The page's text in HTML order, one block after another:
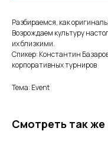
Разбираемся, как
Возрождаем культуру
их близкими.
Спикер:Константин
корпоративных турниров
Тема: Event
Смотреть так же